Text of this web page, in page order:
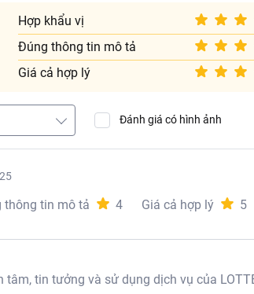
8 độ C.
Hợp khẩu vị
Đúng thông tin mô tả
Giá cả hợp lý
Đánh giá có hình ảnh
thông tin mô tả 4 Giá cả hợp lý 5
tin tưởng và sử dụng dịch vụ của